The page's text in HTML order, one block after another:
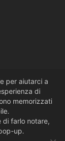
per aiutarci a
di
memorizzati
di farlo notare,
up.